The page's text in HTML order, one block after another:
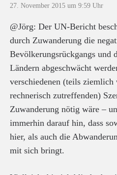
27. November 2015 um 9:59 Uhr
@Jörg: Der UN-Bericht
durch Zuwanderung die
Bevölkerungsrückgangs und
Ländern abgeschwächt
verschiedenen (teils ziemlich
rechnerisch zutreffenden)
Zuwanderung nötig wäre –
immerhin darauf hin, dass
hier, als auch die
mit sich bringt.